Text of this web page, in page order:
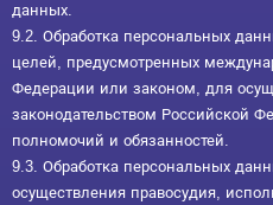
данных.
9.2. Обработка персональных
целей, предусмотренных
Федерации или законом, для
законодательством Российской
полномочий и обязанностей.
9.3. Обработка персональных
осуществления правосудия,